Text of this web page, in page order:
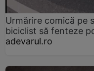
Urmărire comică pe
biciclist să fenteze
adevarul.ro